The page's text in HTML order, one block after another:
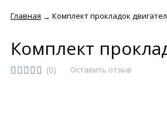
Главная → Комплект прокладок
Комплект
(0) Оставить отзыв